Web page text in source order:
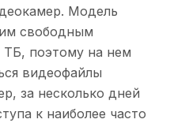
Модель
свободным
поэтому на нем
видеофайлы
за несколько дней
к наиболее часто